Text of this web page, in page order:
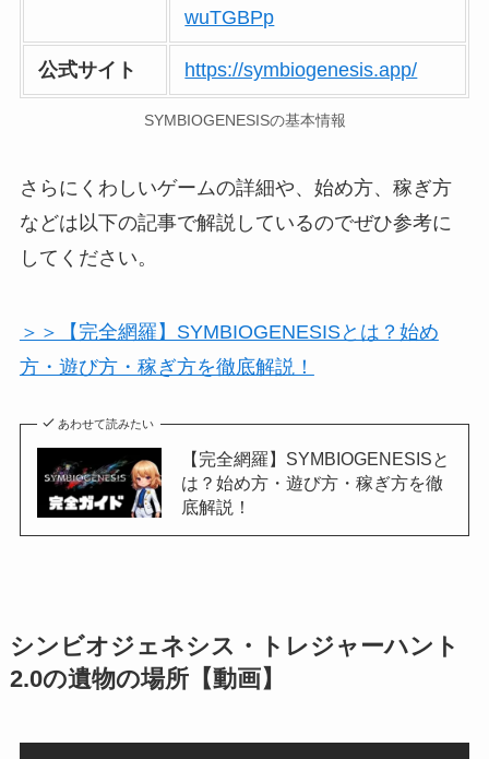
wuTGBPp
公式サイト https://symbiogenesis.app/
SYMBIOGENESISの基本情報
さらにくわしいゲームの詳細や、始め方、稼ぎ方
などは以下の記事で解説しているのでぜひ参考に
してください。
＞＞【完全網羅】SYMBIOGENESISとは？始め
方・遊び方・稼ぎ方を徹底解説！
あわせて読みたい
【完全網羅】SYMBIOGENESISと
は？始め方・遊び方・稼ぎ方を徹
底解説！
シンビオジェネシス・トレジャーハント
2.0の遺物の場所【動画】